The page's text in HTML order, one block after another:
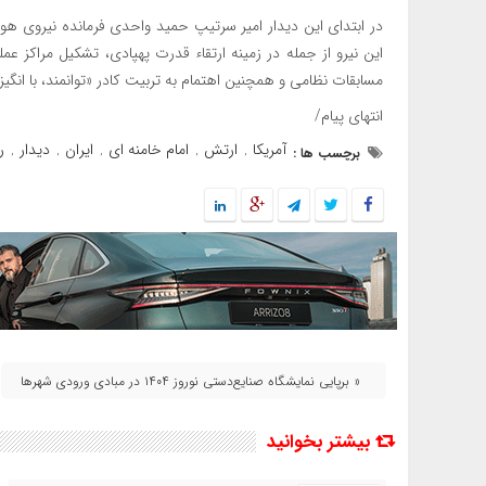
در ابتدای این دیدار امیر سرتیپ حمید واحدی فرمانده نیروی
این نیرو از جمله در زمینه ارتقاء قدرت پهپادی، تشکیل مراکز
مسابقات نظامی و همچنین اهتمام به تربیت کادر «توانمند، با
انتهای پیام/
برچسب ها : آمریکا , ارتش , امام خامنه ای , ایران , دیدار ,
« برپایی نمایشگاه صنایع‌دستی نوروز ۱۴۰۴ در مبادی ورودی شهرها
بیشتر بخوانید